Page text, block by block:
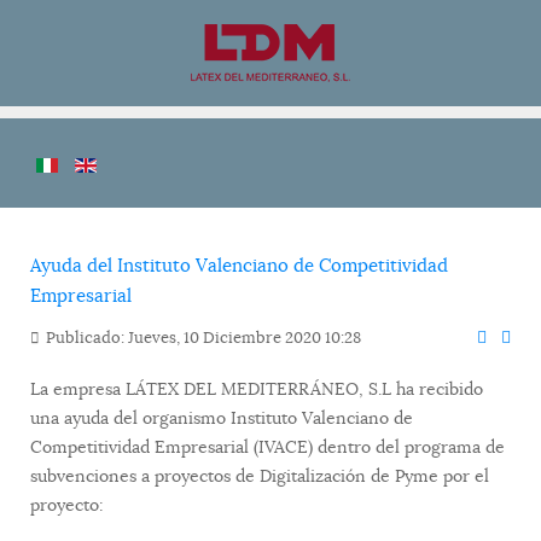
Ayuda del Instituto Valenciano de Competitividad
Empresarial
Publicado: Jueves, 10 Diciembre 2020 10:28
La empresa LÁTEX DEL MEDITERRÁNEO, S.L ha recibido
una ayuda del organismo Instituto Valenciano de
Competitividad Empresarial (IVACE) dentro del programa de
subvenciones a proyectos de Digitalización de Pyme por el
proyecto: